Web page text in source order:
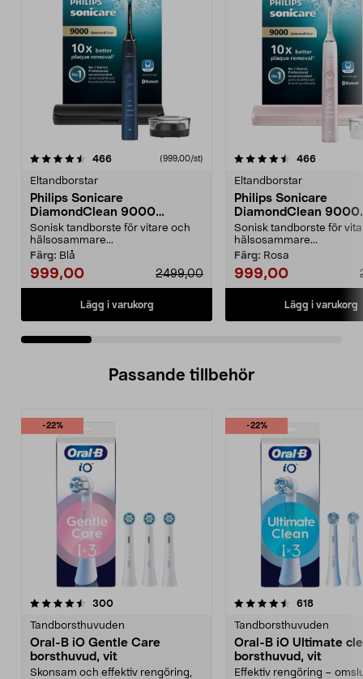
466recensioner(999,00/st)
Eltandborstar
Philips Sonicare
DiamondClean 9000
eltandborste, Special Edition
Sonisk tandborste för vitare och
hälsosammare...
Färg: Blå
999,00 2499,00
Lägg i varukorg
4.5 av 5 stjärnor 466
Eltandborstar
Philips Sonicare
DiamondClean 9000
eltandborste, Special
Sonisk tandborste för
hälsosammare...
Färg: Rosa
999,00
Lägg i varukorg
4.0 av 5 stjärnor
Passande tillbehör
-22%
300recensioner
Tandborsthuvuden
Oral-B iO Gentle Care
borsthuvud, vit
Skonsam och effektiv rengöring,
-22%
4.5av 5 stjärnor 618
Tandborsthuvuden
Oral-B iO Ultimate
borsthuvud, vit
Effektiv rengöring –
4.5av 5 stjärnor